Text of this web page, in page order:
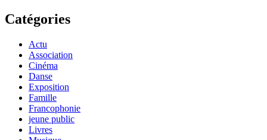
Catégories
Actu
Association
Cinéma
Danse
Exposition
Famille
Francophonie
jeune public
Livres